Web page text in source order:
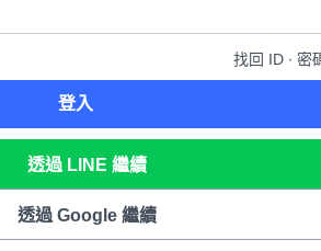
找回 ID ∙ 密
登入
透過 LINE 繼續
透過 Google 繼續